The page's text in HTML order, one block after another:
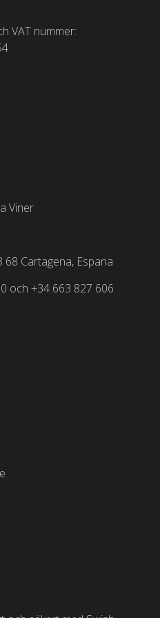
VAT nummer:
Viner
68 Cartagena, Espana
och +34 663 827 606